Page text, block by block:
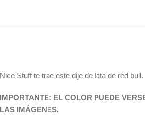
Nice Stuff te trae este dije de lata de red bull.
IMPORTANTE: EL COLOR PUEDE
LAS IMÁGENES.